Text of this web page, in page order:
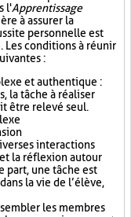
l'Apprentissage
à assurer la
personnelle est
conditions à réunir
:
et authentique :
la tâche à réaliser
être relevé seul.
interactions
la réflexion autour
part, une tâche est
la vie de l’élève,
les membres